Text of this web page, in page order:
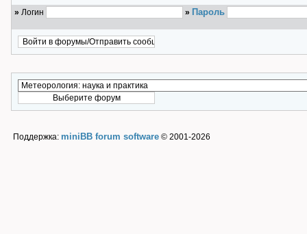
» Логин » Пароль
Поддержка: miniBB forum software © 2001-2026